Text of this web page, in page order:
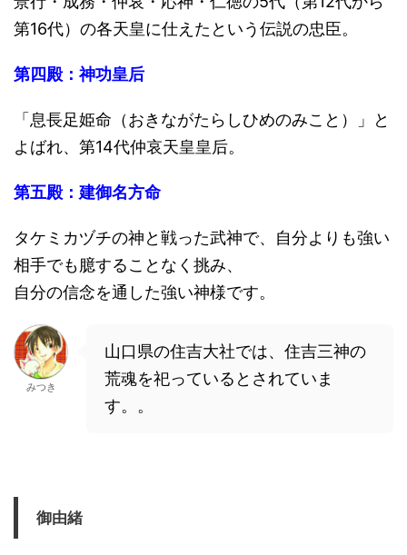
第16代）の各天皇に仕えたという伝説の忠臣。
第四殿：神功皇后
「息長足姫命（おきながたらしひめのみこと）」と
よばれ、第14代仲哀天皇皇后。
第五殿：建御名方命
タケミカヅチの神と戦った武神で、自分よりも強い
相手でも臆することなく挑み、
自分の信念を通した強い神様です。
みつき
山口県の住吉大社では、住吉三神の
荒魂を祀っているとされていま
す。。
御由緒